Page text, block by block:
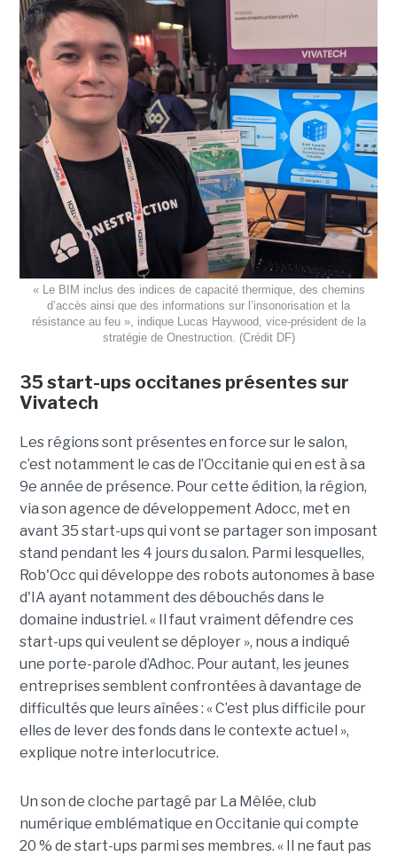
« Le BIM inclus des indices de capacité thermique, des chemins
d’accès ainsi que des informations sur l’insonorisation et la
résistance au feu », indique Lucas Haywood, vice-président de la
stratégie de Onestruction. (Crédit DF)
35 start-ups occitanes présentes sur
Vivatech
Les régions sont présentes en force sur le salon,
c’est notamment le cas de l’Occitanie qui en est à sa
9e année de présence. Pour cette édition, la région,
via son agence de développement Adocc, met en
avant 35 start-ups qui vont se partager son imposant
stand pendant les 4 jours du salon. Parmi lesquelles,
Rob'Occ qui développe des robots autonomes à base
d'IA ayant notamment des débouchés dans le
domaine industriel. « Il faut vraiment défendre ces
start-ups qui veulent se déployer », nous a indiqué
une porte-parole d’Adhoc. Pour autant, les jeunes
entreprises semblent confrontées à davantage de
difficultés que leurs aînées : « C’est plus difficile pour
elles de lever des fonds dans le contexte actuel »,
explique notre interlocutrice.
Un son de cloche partagé par La Mêlée, club
numérique emblématique en Occitanie qui compte
20 % de start-ups parmi ses membres. « Il ne faut pas